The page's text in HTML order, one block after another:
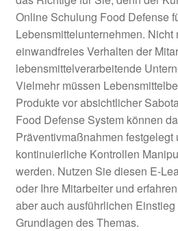
Online Schulung Food Defense
Lebensmittelunternehmen.
einwandfreies Verhalten der
lebensmittelverarbeitende
Vielmehr müssen
Produkte vor absichtlicher
Food Defense System können
Präventivmaßnahmen festgelegt
kontinuierliche Kontrollen
werden. Nutzen Sie diesen E-
oder Ihre Mitarbeiter und
aber auch ausführlichen
Grundlagen des Themas.